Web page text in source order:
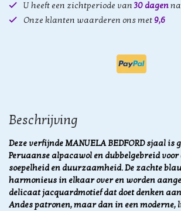
U heeft een zichtperiode van30 dagen
Onze klanten waarderen ons met 9,6
Beschrijving
Deze verfijnde MANUELA BEDFORD sjaal is
Peruaanse alpacawol en dubbelgebreid
soepelheid en duurzaamheid. De zachte
harmonieus in elkaar over en worden
delicaat jacquardmotief dat doet denken
Andes patronen, maar dan in een